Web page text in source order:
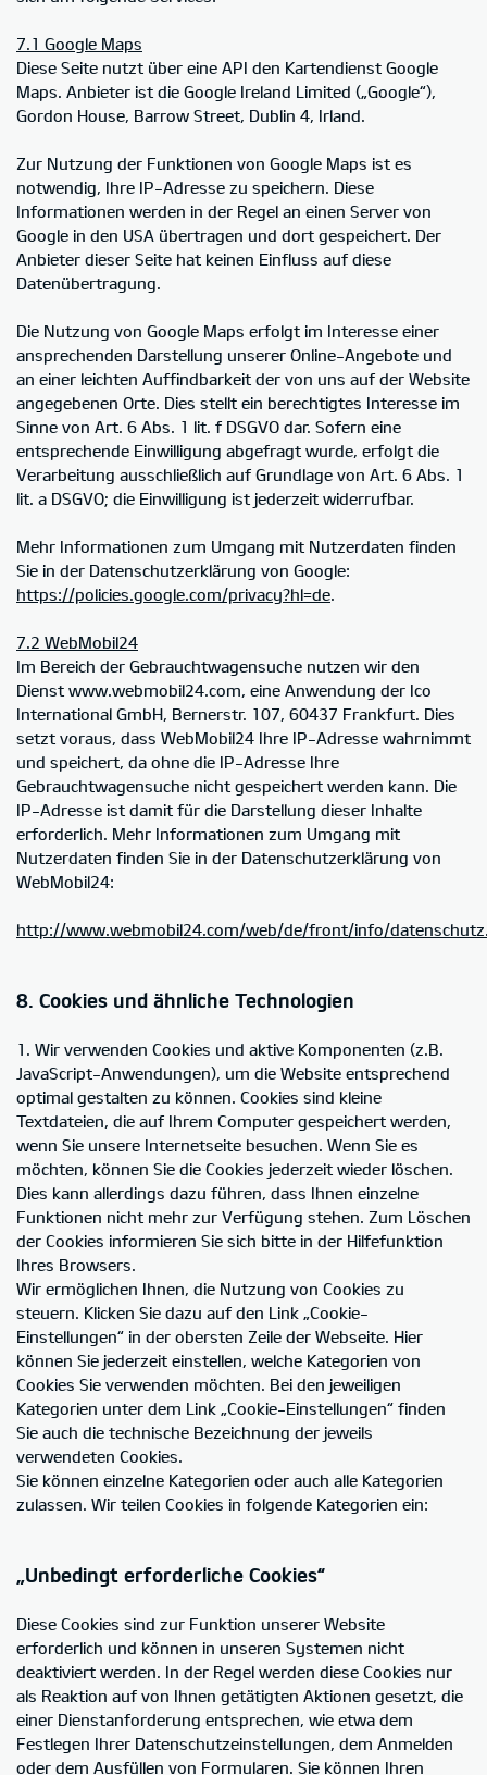
7.1 Google Maps
Diese Seite nutzt über eine API den Kartendienst Google
Maps. Anbieter ist die Google Ireland Limited („Google“),
Gordon House, Barrow Street, Dublin 4, Irland.
Zur Nutzung der Funktionen von Google Maps ist es
notwendig, Ihre IP-Adresse zu speichern. Diese
Informationen werden in der Regel an einen Server von
Google in den USA übertragen und dort gespeichert. Der
Anbieter dieser Seite hat keinen Einfluss auf diese
Datenübertragung.
Die Nutzung von Google Maps erfolgt im Interesse einer
ansprechenden Darstellung unserer Online-Angebote und
an einer leichten Auffindbarkeit der von uns auf der Website
angegebenen Orte. Dies stellt ein berechtigtes Interesse im
Sinne von Art. 6 Abs. 1 lit. f DSGVO dar. Sofern eine
entsprechende Einwilligung abgefragt wurde, erfolgt die
Verarbeitung ausschließlich auf Grundlage von Art. 6 Abs. 1
lit. a DSGVO; die Einwilligung ist jederzeit widerrufbar.
Mehr Informationen zum Umgang mit Nutzerdaten finden
Sie in der Datenschutzerklärung von Google:
https://policies.google.com/privacy?hl=de.
7.2 WebMobil24
Im Bereich der Gebrauchtwagensuche nutzen wir den
Dienst www.webmobil24.com, eine Anwendung der Ico
International GmbH, Bernerstr. 107, 60437 Frankfurt. Dies
setzt voraus, dass WebMobil24 Ihre IP-Adresse wahrnimmt
und speichert, da ohne die IP-Adresse Ihre
Gebrauchtwagensuche nicht gespeichert werden kann. Die
IP-Adresse ist damit für die Darstellung dieser Inhalte
erforderlich. Mehr Informationen zum Umgang mit
Nutzerdaten finden Sie in der Datenschutzerklärung von
WebMobil24:
http://www.webmobil24.com/web/de/front/info/
8. Cookies und ähnliche Technologien
1. Wir verwenden Cookies und aktive Komponenten (z.B.
JavaScript-Anwendungen), um die Website entsprechend
optimal gestalten zu können. Cookies sind kleine
Textdateien, die auf Ihrem Computer gespeichert werden,
wenn Sie unsere Internetseite besuchen. Wenn Sie es
möchten, können Sie die Cookies jederzeit wieder löschen.
Dies kann allerdings dazu führen, dass Ihnen einzelne
Funktionen nicht mehr zur Verfügung stehen. Zum Löschen
der Cookies informieren Sie sich bitte in der Hilfefunktion
Ihres Browsers.
Wir ermöglichen Ihnen, die Nutzung von Cookies zu
steuern. Klicken Sie dazu auf den Link „Cookie-
Einstellungen“ in der obersten Zeile der Webseite. Hier
können Sie jederzeit einstellen, welche Kategorien von
Cookies Sie verwenden möchten. Bei den jeweiligen
Kategorien unter dem Link „Cookie-Einstellungen“ finden
Sie auch die technische Bezeichnung der jeweils
verwendeten Cookies.
Sie können einzelne Kategorien oder auch alle Kategorien
zulassen. Wir teilen Cookies in folgende Kategorien ein:
„Unbedingt erforderliche Cookies“
Diese Cookies sind zur Funktion unserer Website
erforderlich und können in unseren Systemen nicht
deaktiviert werden. In der Regel werden diese Cookies nur
als Reaktion auf von Ihnen getätigten Aktionen gesetzt, die
einer Dienstanforderung entsprechen, wie etwa dem
Festlegen Ihrer Datenschutzeinstellungen, dem Anmelden
oder dem Ausfüllen von Formularen. Sie können Ihren